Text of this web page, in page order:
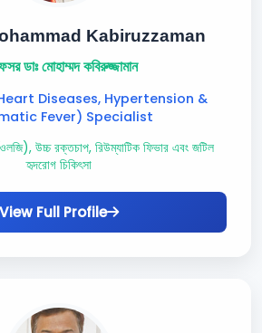
Kabiruzzaman
ডাঃ মোহাম্মদ কবিরুজ্জামান
Diseases, Hypertension &
Fever) Specialist
উচ্চ রক্তচাপ, রিউম্যাটিক ফিভার এবং জটিল
হৃদরোগ চিকিৎসা
View Full Profile